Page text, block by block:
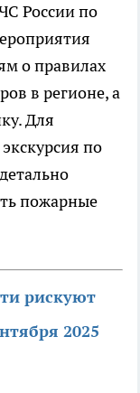
России по
о правилах
в регионе, а
Для
по
пожарные
рискуют
2025